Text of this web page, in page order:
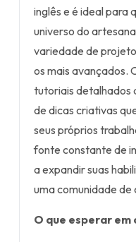
inglês e é ideal para
universo do
variedade de
os mais avançados.
tutoriais detalhados
de dicas criativas
seus próprios
fonte constante de
a expandir suas
uma comunidade
O que esperar em